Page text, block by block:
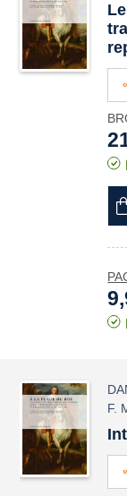
F.